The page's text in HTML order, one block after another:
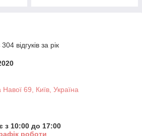
відгуків за рік
69, Київ, Україна
з 10:00 до 17:00
роботи